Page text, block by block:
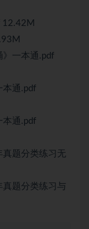
12.42M
》一本通.pdf
本通.pdf
本通.pdf
题分类练习无
题分类练习与